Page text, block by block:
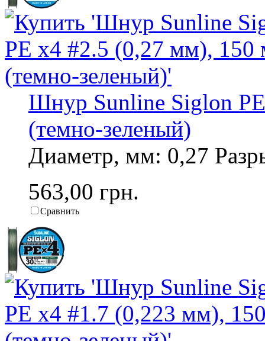
Шнур Sunline Siglon
(темно-зеленый)
Диаметр, мм: 0,27
563,00 грн.
Сравнить